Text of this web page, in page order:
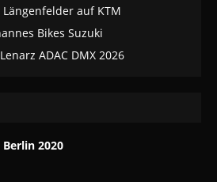
Berlin 2020